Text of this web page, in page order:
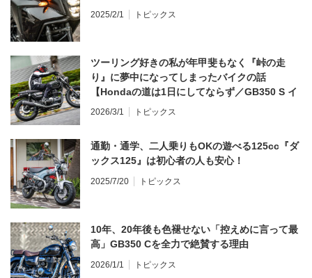
2025/2/1 トピックス
ツーリング好きの私が年甲斐もなく『峠の走
り』に夢中になってしまったバイクの話
【Hondaの道は1日にしてならず／GB350 S イ
ンプレ・レビュー 前編】
2026/3/1 トピックス
通勤・通学、二人乗りもOKの遊べる125cc『ダ
ックス125』は初心者の人も安心！
2025/7/20 トピックス
10年、20年後も色褪せない「控えめに言って最
高」GB350 Cを全力で絶賛する理由
2026/1/1 トピックス